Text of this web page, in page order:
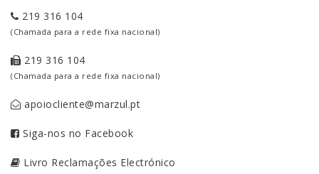
219 316 104
(Chamada para a rede fixa nacional)
219 316 104
(Chamada para a rede fixa nacional)
apoiocliente@marzul.pt
Siga-nos no Facebook
Livro Reclamações Electrónico